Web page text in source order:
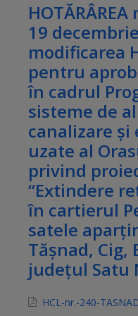
19
modificarea
pentru
în cadrul
sisteme de
canalizare și
uzate al
privind
“Extindere
în cartierul
satele
Tășnad, Cig,
județul Satu
HCL-nr.-240-